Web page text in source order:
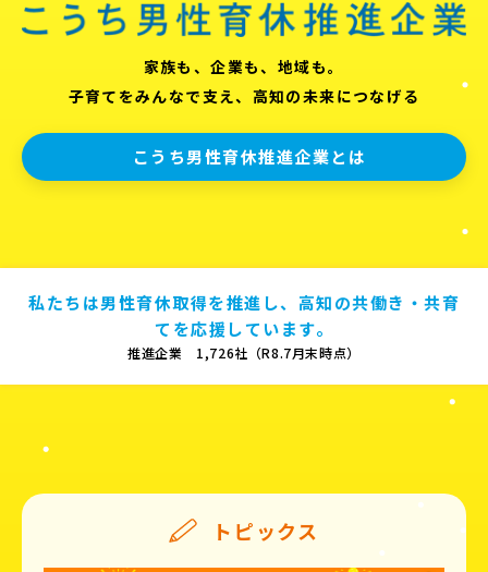
家族も、企業も、地域も。
子育てをみんなで支え、高知の未来につなげる
こうち男性育休推進企業とは
私たちは男性育休取得を推進し、高知の共働き・共育
てを応援しています。
推進企業 1,726社（R8.7月末時点）
トピックス